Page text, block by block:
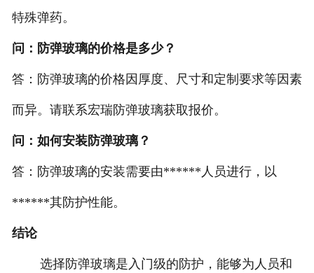
特殊弹药。
问：防弹玻璃的价格是多少？
答：防弹玻璃的价格因厚度、尺寸和定制要求等因素
而异。请联系宏瑞防弹玻璃获取报价。
问：如何安装防弹玻璃？
答：防弹玻璃的安装需要由******人员进行，以
******其防护性能。
结论
选择防弹玻璃是入门级的防护，能够为人员和